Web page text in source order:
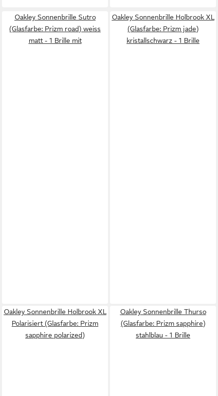
Oakley Sonnenbrille Sutro
(Glasfarbe: Prizm road) weiss
matt - 1 Brille mit
Oakley Sonnenbrille Holbrook XL
(Glasfarbe: Prizm jade)
kristallschwarz - 1 Brille
Oakley Sonnenbrille Holbrook XL
Polarisiert (Glasfarbe: Prizm
sapphire polarized)
Oakley Sonnenbrille Thurso
(Glasfarbe: Prizm sapphire)
stahlblau - 1 Brille